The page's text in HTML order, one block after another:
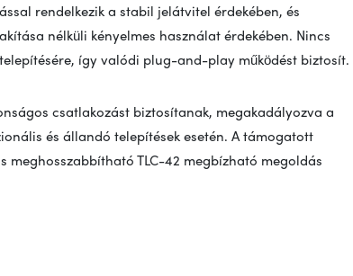
rendelkezik a stabil jelátvitel érdekében, és
nélküli kényelmes használat érdekében. Nincs
így valódi plug-and-play működést biztosít.
csatlakozást biztosítanak, megakadályozva a
és állandó telepítések esetén. A támogatott
TLC-42 megbízható megoldás